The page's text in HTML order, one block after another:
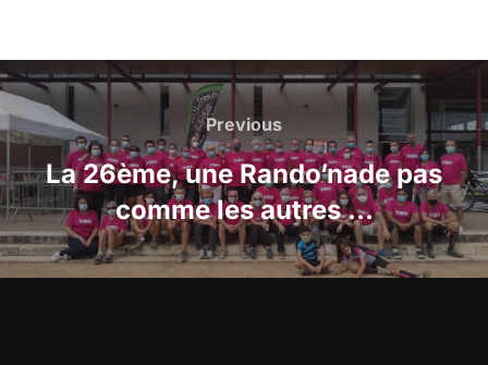
Navigation
de
l’article
Previous
Previous
La 26ème, une Rando’nade pas
comme les autres …